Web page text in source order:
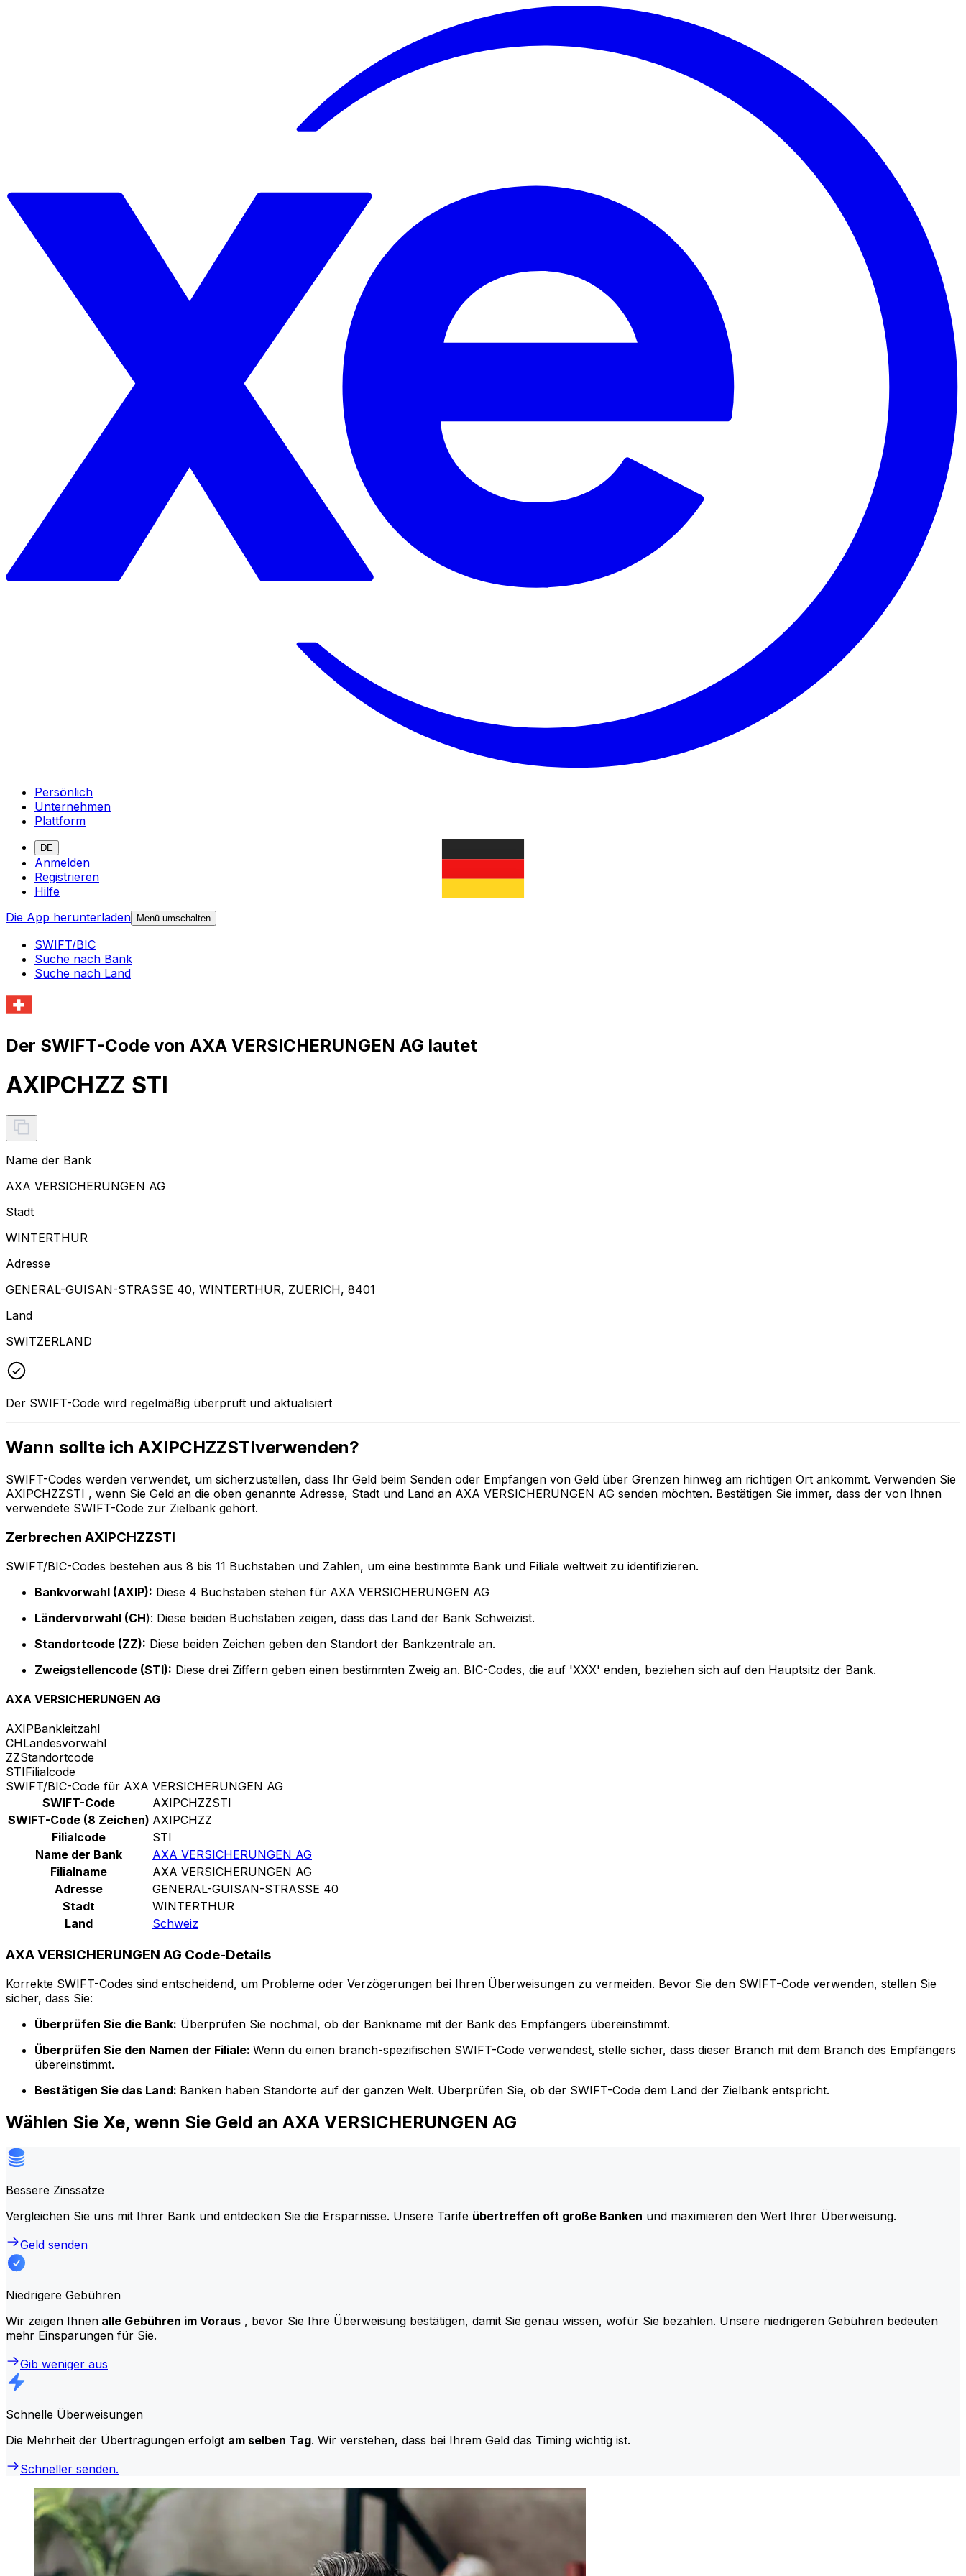
Persönlich
Unternehmen
Plattform
DE
Anmelden
Registrieren
Hilfe
Die App herunterladen Menü umschalten
SWIFT/BIC
Suche nach Bank
Suche nach Land
Der SWIFT-Code von AXA VERSICHERUNGEN AG lautet
AXIPCHZZ STI
Name der Bank
AXA VERSICHERUNGEN AG
Stadt
WINTERTHUR
Adresse
GENERAL-GUISAN-STRASSE 40, WINTERTHUR, ZUERICH, 8401
Land
SWITZERLAND
Der SWIFT-Code wird regelmäßig überprüft und aktualisiert
Wann sollte ich AXIPCHZZSTIverwenden?
SWIFT-Codes werden verwendet, um sicherzustellen, dass Ihr Geld beim Senden oder Empfangen von Geld über Grenzen hinweg am richtigen Ort ankommt. Verwenden Sie
AXIPCHZZSTI , wenn Sie Geld an die oben genannte Adresse, Stadt und Land an AXA VERSICHERUNGEN AG senden möchten. Bestätigen Sie immer, dass der von Ihnen
verwendete SWIFT-Code zur Zielbank gehört.
Zerbrechen AXIPCHZZSTI
SWIFT/BIC-Codes bestehen aus 8 bis 11 Buchstaben und Zahlen, um eine bestimmte Bank und Filiale weltweit zu identifizieren.
Bankvorwahl (AXIP): Diese 4 Buchstaben stehen für AXA VERSICHERUNGEN AG
Ländervorwahl (CH): Diese beiden Buchstaben zeigen, dass das Land der Bank Schweizist.
Standortcode (ZZ): Diese beiden Zeichen geben den Standort der Bankzentrale an.
Zweigstellencode (STI): Diese drei Ziffern geben einen bestimmten Zweig an. BIC-Codes, die auf 'XXX' enden, beziehen sich auf den Hauptsitz der Bank.
AXA VERSICHERUNGEN AG
AXIPBankleitzahl
CHLandesvorwahl
ZZStandortcode
STIFilialcode
SWIFT/BIC-Code für AXA VERSICHERUNGEN AG
SWIFT-Code
AXIPCHZZSTI
SWIFT-Code (8 Zeichen) AXIPCHZZ
Filialcode
STI
Name der Bank
AXA VERSICHERUNGEN AG
Filialname
AXA VERSICHERUNGEN AG
Adresse
GENERAL-GUISAN-STRASSE 40
Stadt
WINTERTHUR
Land
Schweiz
AXA VERSICHERUNGEN AG Code-Details
Korrekte SWIFT-Codes sind entscheidend, um Probleme oder Verzögerungen bei Ihren Überweisungen zu vermeiden. Bevor Sie den SWIFT-Code verwenden, stellen Sie
sicher, dass Sie:
Überprüfen Sie die Bank: Überprüfen Sie nochmal, ob der Bankname mit der Bank des Empfängers übereinstimmt.
Überprüfen Sie den Namen der Filiale: Wenn du einen branch-spezifischen SWIFT-Code verwendest, stelle sicher, dass dieser Branch mit dem Branch des Empfängers
übereinstimmt.
Bestätigen Sie das Land: Banken haben Standorte auf der ganzen Welt. Überprüfen Sie, ob der SWIFT-Code dem Land der Zielbank entspricht.
Wählen Sie Xe, wenn Sie Geld an AXA VERSICHERUNGEN AG
Bessere Zinssätze
Vergleichen Sie uns mit Ihrer Bank und entdecken Sie die Ersparnisse. Unsere Tarife übertreffen oft große Banken und maximieren den Wert Ihrer Überweisung.
Geld senden
Niedrigere Gebühren
Wir zeigen Ihnen alle Gebühren im Voraus , bevor Sie Ihre Überweisung bestätigen, damit Sie genau wissen, wofür Sie bezahlen. Unsere niedrigeren Gebühren bedeuten
mehr Einsparungen für Sie.
Gib weniger aus
Schnelle Überweisungen
Die Mehrheit der Übertragungen erfolgt am selben Tag. Wir verstehen, dass bei Ihrem Geld das Timing wichtig ist.
Schneller senden.